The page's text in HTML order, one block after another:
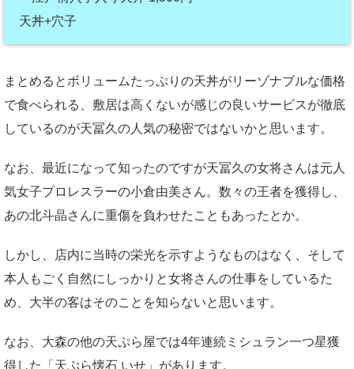
天丼+穴子
まとめるとボリュームたっぷりの天丼がリーゾナブルな価格
で食べられる、敷居は高くないが感じの良いサービスが徹底
しているのが天冨久の人気の秘密ではないかと思います。
なお、最近になって知ったのですが天冨久の女将さんは元人
気女子プロレスラーの小倉由美さん。数々の王者を獲得し、
あの北斗晶さんに重傷を負わせたこともあったとか。
しかし、店内に当時の栄光を示すようなものはなく、そして
本人もごく自然にしっかりと女将さんの仕事をしているた
め、大半の客はそのことを知らないと思います。
なお、大森の他の天ぷら屋では4年連続ミシュラン一つ星獲
得した「天ぷら懐石 いせ」があります。